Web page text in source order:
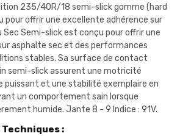
235/40R/18 semi-slick gomme (hard
pour offrir une excellente adhérence sur
Semi-slick est conçu pour offrir une
asphalte sec et des performances
stables. Sa surface de contact
semi-slick assurent une motricité
puissant et une stabilité exemplaire en
un comportement sain lorsque
humide. Jante 8 - 9 Indice : 91V.
: